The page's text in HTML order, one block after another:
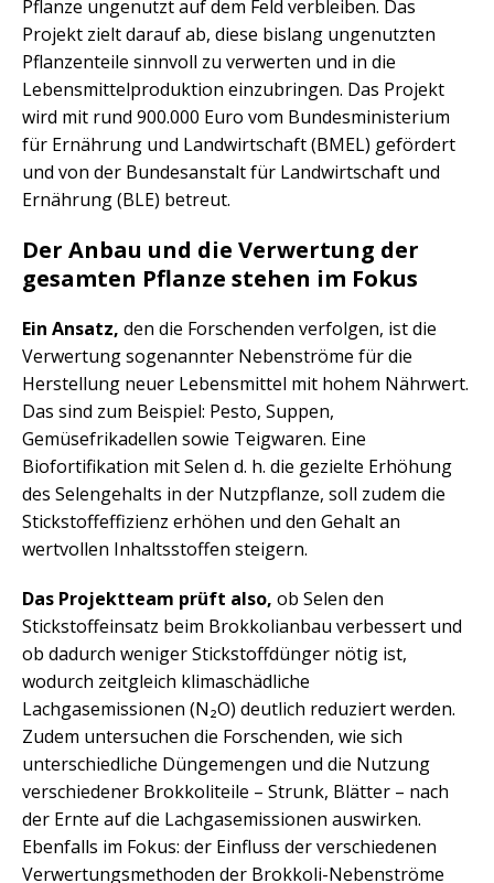
Pflanze ungenutzt auf dem Feld verbleiben. Das
Projekt zielt darauf ab, diese bislang ungenutzten
Pflanzenteile sinnvoll zu verwerten und in die
Lebensmittelproduktion einzubringen. Das Projekt
wird mit rund 900.000 Euro vom Bundesministerium
für Ernährung und Landwirtschaft (BMEL) gefördert
und von der Bundesanstalt für Landwirtschaft und
Ernährung (BLE) betreut.
Der Anbau und die Verwertung der
gesamten Pflanze stehen im Fokus
Ein Ansatz, den die Forschenden verfolgen, ist die
Verwertung sogenannter Nebenströme für die
Herstellung neuer Lebensmittel mit hohem Nährwert.
Das sind zum Beispiel: Pesto, Suppen,
Gemüsefrikadellen sowie Teigwaren. Eine
Biofortifikation mit Selen d. h. die gezielte Erhöhung
des Selengehalts in der Nutzpflanze, soll zudem die
Stickstoffeffizienz erhöhen und den Gehalt an
wertvollen Inhaltsstoffen steigern.
Das Projektteam prüft also, ob Selen den
Stickstoffeinsatz beim Brokkolianbau verbessert und
ob dadurch weniger Stickstoffdünger nötig ist,
wodurch zeitgleich klimaschädliche
Lachgasemissionen (N₂O) deutlich reduziert werden.
Zudem untersuchen die Forschenden, wie sich
unterschiedliche Düngemengen und die Nutzung
verschiedener Brokkoliteile – Strunk, Blätter – nach
der Ernte auf die Lachgasemissionen auswirken.
Ebenfalls im Fokus: der Einfluss der verschiedenen
Verwertungsmethoden der Brokkoli-Nebenströme